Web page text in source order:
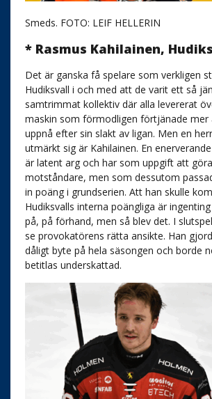
Smeds. FOTO: LEIF HELLERIN
* Rasmus Kahilainen,
Det är ganska få spelare som verkligen
Hudiksvall i och med att de varit ett så
samtrimmat kollektiv där alla levererat
maskin som förmodligen förtjänade mer
uppnå efter sin slakt av ligan. Men en
utmärkt sig är Kahilainen. En
är latent arg och har som uppgift att
motståndare, men som dessutom
in poäng i grundserien. Att han skulle
Hudiksvalls interna poängliga är
på, på förhand, men så blev det. I
se provokatörens rätta ansikte. Han
dåligt byte på hela säsongen och borde
betitlas underskattad.